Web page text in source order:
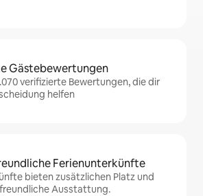
Gästebewertungen
verifizierte Bewertungen, die dir
helfen
Ferienunterkünfte
bieten zusätzlichen Platz und
Ausstattung.